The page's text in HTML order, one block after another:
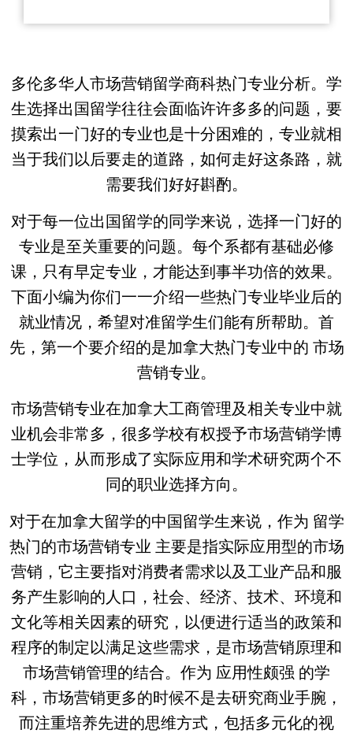
多伦多华人市场营销留学商科热门专业分析。学
生选择出国留学往往会面临许许多多的问题，要
摸索出一门好的专业也是十分困难的，专业就相
当于我们以后要走的道路，如何走好这条路，就
需要我们好好斟酌。
对于每一位出国留学的同学来说，选择一门好的
专业是至关重要的问题。每个系都有基础必修
课，只有早定专业，才能达到事半功倍的效果。
下面小编为你们一一介绍一些热门专业毕业后的
就业情况，希望对准留学生们能有所帮助。首
先，第一个要介绍的是加拿大热门专业中的 市场
营销专业。
市场营销专业在加拿大工商管理及相关专业中就
业机会非常多，很多学校有权授予市场营销学博
士学位，从而形成了实际应用和学术研究两个不
同的职业选择方向。
对于在加拿大留学的中国留学生来说，作为 留学
热门的市场营销专业 主要是指实际应用型的市场
营销，它主要指对消费者需求以及工业产品和服
务产生影响的人口，社会、经济、技术、环境和
文化等相关因素的研究，以便进行适当的政策和
程序的制定以满足这些需求，是市场营销原理和
市场营销管理的结合。作为 应用性颇强 的学
科，市场营销更多的时候不是去研究商业手腕，
而注重培养先进的思维方式，包括多元化的视